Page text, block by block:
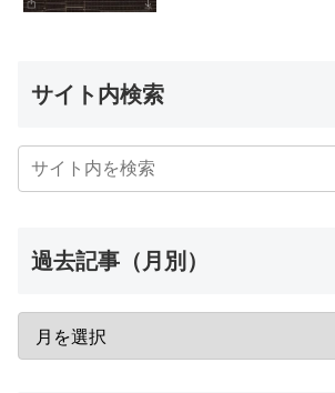
サイト内検索
過去記事（月別）